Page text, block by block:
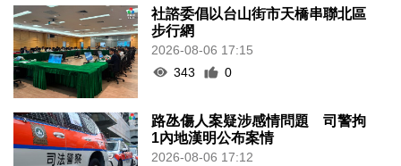
社諮委倡以台山街市天橋串聯北區
步行網
2026-08-06 17:15
343
0
路氹傷人案疑涉感情問題 司警拘
1內地漢明公布案情
2026-08-06 17:12